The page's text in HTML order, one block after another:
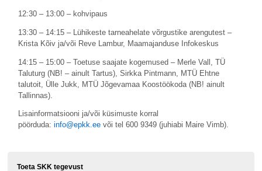
12:30 – 13:00 – kohvipaus
13:30 – 14:15 – Lühikeste tarneahelate võrgustike arengutest –
Krista Kõiv ja/või Reve Lambur, Maamajanduse Infokeskus
14:15 – 15:00 – Toetuse saajate kogemused – Merle Vall, TÜ
Taluturg (NB! – ainult Tartus), Sirkka Pintmann, MTÜ Ehtne
talutoit, Ülle Jukk, MTÜ Jõgevamaa Koostöökoda (NB! ainult
Tallinnas).
Lisainformatsiooni ja/või küsimuste korral
pöörduda: info@epkk.eevõi tel 600 9349 (juhiabi Maire Vimb).
Toeta SKK tegevust